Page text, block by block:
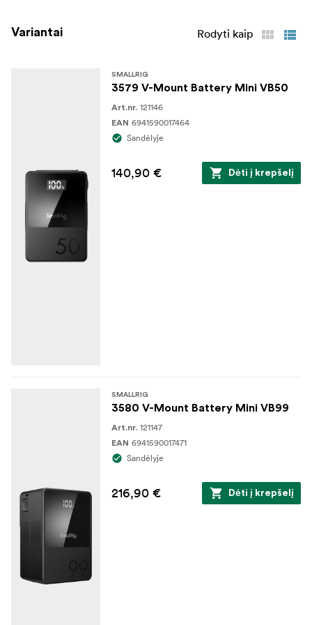
1x VB212 mini V laikiklio baterija 1x 240
Variantai Rodyti kaip
SMALLRIG
3579 V-Mount Battery Mini VB50
Art.nr. 121146
EAN 6941590017464
Sandėlyje
140,90 € Dėti į krepšelį
SMALLRIG
3580 V-Mount Battery Mini VB99
Art.nr. 121147
EAN 6941590017471
Sandėlyje
216,90 € Dėti į krepšelį